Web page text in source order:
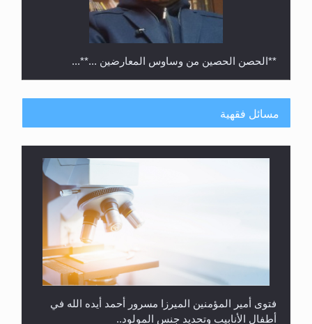
**الحصن الحصين من وساوس المعارضين ...**...
مسائل فقهية
فتوى أمير المؤمنين الميرزا مسرور أحمد أيده الله في
أطفال الأنابيب وتحديد جنس المولود..